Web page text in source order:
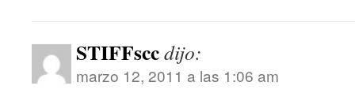
STIFFsccdijo:
marzo 12, 2011 a las 1:06 am